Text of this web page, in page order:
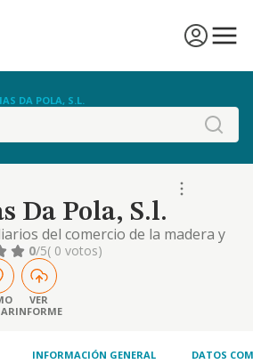
DA POLA, S.L.
Da Pola, S.l.
del comercio de la madera y
de construcción
0/5( 0 votos)
VER
INFORME
INFORMACIÓN GENERAL DATOS